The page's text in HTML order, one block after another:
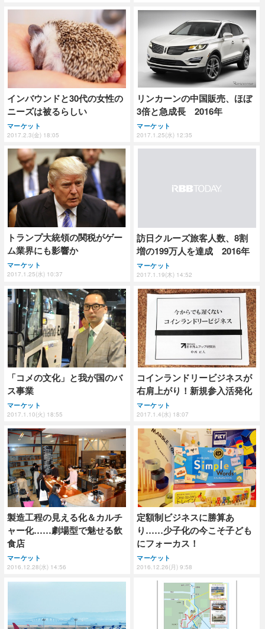
インバウンドと30代の女性の
ニーズは被るらしい
マーケット
2017.2.3(金) 18:05
リンカーンの中国販売、ほぼ
3倍と急成長 2016年
マーケット
2017.1.25(水) 12:35
トランプ大統領の関税がゲー
ム業界にも影響か
マーケット
2017.1.25(水) 10:37
訪日クルーズ旅客人数、8割
増の199万人を達成 2016年
マーケット
2017.1.19(木) 14:52
「コメの文化」と我が国のバ
ス事業
マーケット
2017.1.10(火) 18:55
コインランドリービジネスが
右肩上がり！新規参入活発化
マーケット
2017.1.4(水) 18:07
製造工程の見える化＆カルチ
ャー化……劇場型で魅せる飲
食店
マーケット
2016.12.28(水) 14:56
定額制ビジネスに勝算あ
り……少子化の今こそ子ども
にフォーカス！
マーケット
2016.12.26(月) 9:58